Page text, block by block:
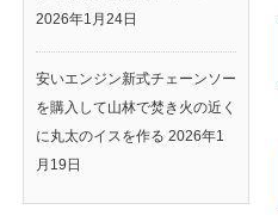
2026年1月24日
安いエンジン新式チェーンソー
を購入して山林で焚き火の近く
に丸太のイスを作る 2026年1
月19日